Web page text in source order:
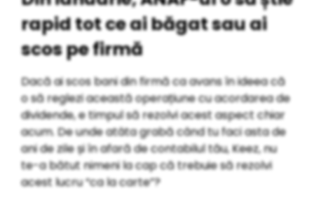
rapid tot ce ai băgat sau ai
scos pe firmă
Dacă ai scos bani din firmă ca avans în ideea că
o să reglezi această operațiune cu acordarea de
dividende, e timpul să rezolvi acest aspect chiar
acum. De unde atâta grabă când tu faci asta de
ani de zile și în afară de contabilul tău, Keez, nu
te-a bătut nimeni la cap că trebuie să rezolvi
acest lucru “ca la carte”?